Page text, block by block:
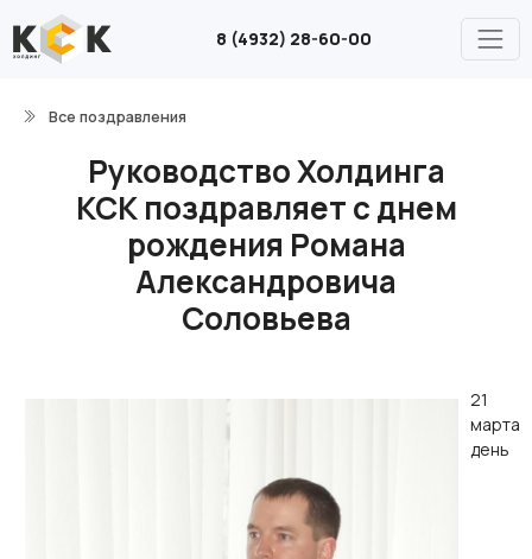
8 (4932) 28-60-00
Все поздравления
Руководство Холдинга
КСК поздравляет с днем
рождения Романа
Александровича
Соловьева
21
марта
день